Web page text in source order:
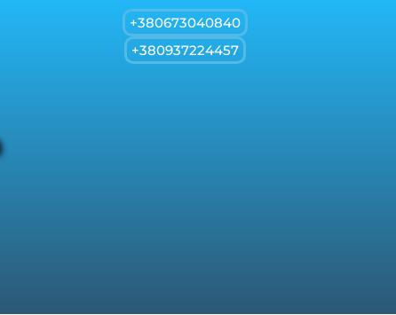
+380673040840
+380937224457